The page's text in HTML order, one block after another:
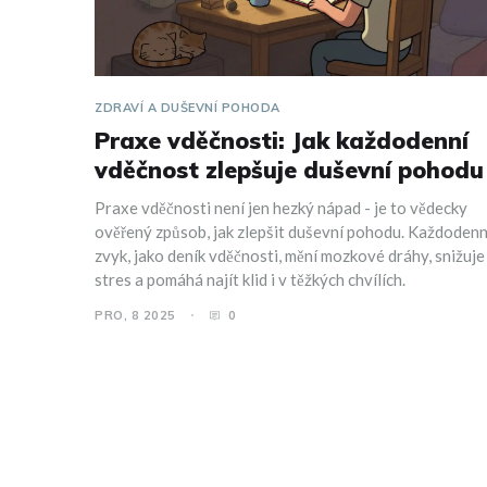
ZDRAVÍ A DUŠEVNÍ POHODA
Praxe vděčnosti: Jak každodenní
vděčnost zlepšuje duševní pohodu
Praxe vděčnosti není jen hezký nápad - je to vědecky
ověřený způsob, jak zlepšit duševní pohodu.
zvyk, jako deník vděčnosti, mění mozkové dráhy, snižuje
stres a pomáhá najít klid i v těžkých chvílích.
PRO, 8 2025 0